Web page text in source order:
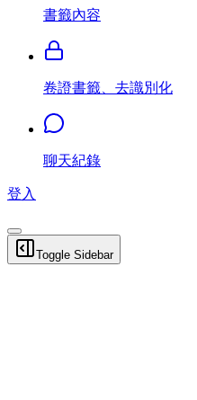
書籤內容
卷證書籤、去識別化
聊天紀錄
登入
Toggle Sidebar